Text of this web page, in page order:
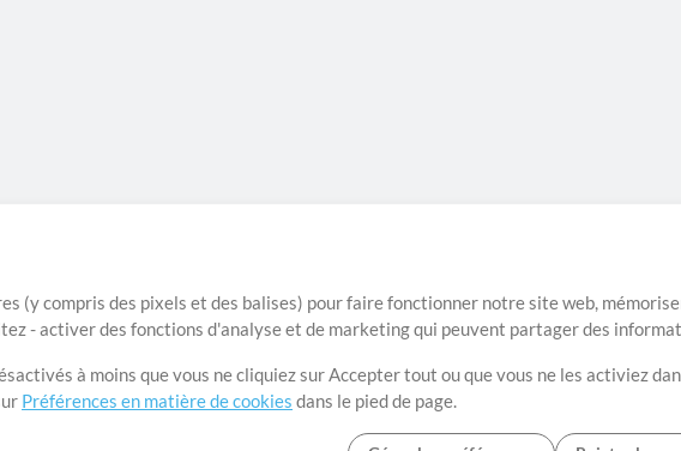
(y compris des pixels et des balises) pour faire fonctionner notre site web,
- activer des fonctions d'analyse et de marketing qui peuvent partager des
à moins que vous ne cliquiez sur Accepter tout ou que vous ne les activiez
Préférences en matière de cookies dans le pied de page.